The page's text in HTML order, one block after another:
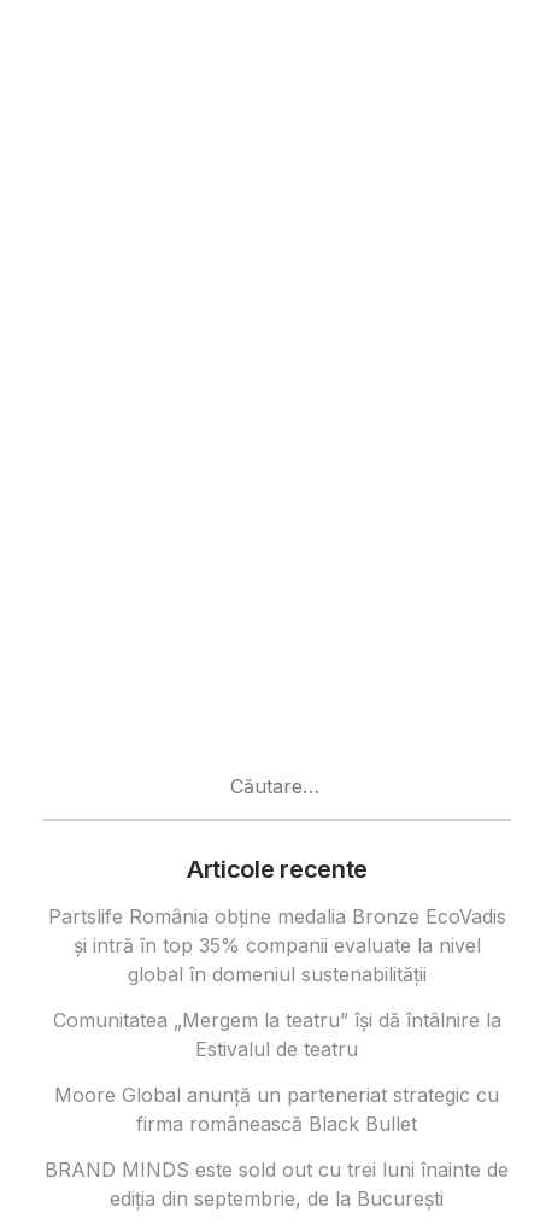
Articole recente
Partslife România obține medalia Bronze EcoVadis
și intră în top 35% companii evaluate la nivel
global în domeniul sustenabilității
Comunitatea „Mergem la teatru” își dă întâlnire la
Estivalul de teatru
Moore Global anunță un parteneriat strategic cu
firma românească Black Bullet
BRAND MINDS este sold out cu trei luni înainte de
ediția din septembrie, de la București